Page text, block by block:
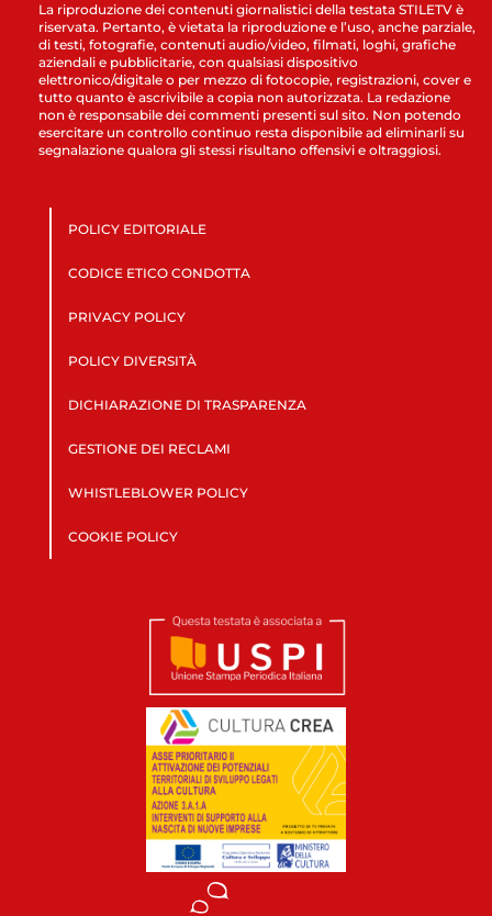
La riproduzione dei contenuti giornalistici della testata STILETV è
riservata. Pertanto, è vietata la riproduzione e l’uso, anche parziale,
di testi, fotografie, contenuti audio/video, filmati, loghi, grafiche
aziendali e pubblicitarie, con qualsiasi dispositivo
elettronico/digitale o per mezzo di fotocopie, registrazioni, cover e
tutto quanto è ascrivibile a copia non autorizzata. La redazione
non è responsabile dei commenti presenti sul sito. Non potendo
esercitare un controllo continuo resta disponibile ad eliminarli su
segnalazione qualora gli stessi risultano offensivi e oltraggiosi.
POLICY EDITORIALE
CODICE ETICO CONDOTTA
PRIVACY POLICY
POLICY DIVERSITÀ
DICHIARAZIONE DI TRASPARENZA
GESTIONE DEI RECLAMI
WHISTLEBLOWER POLICY
COOKIE POLICY